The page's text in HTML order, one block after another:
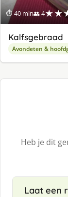
⏱ 40 min👥 4
Kalfsgebraad
Avondeten &
Heb je dit
Laat een